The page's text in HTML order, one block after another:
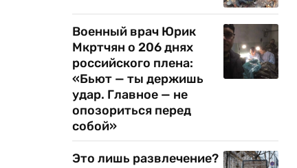
Военный врач Юрик
Мкртчян о 206 днях
российского плена:
«Бьют — ты держишь
удар. Главное — не
опозориться перед
собой»
Это лишь развлечение?